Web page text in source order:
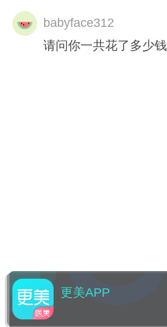
babyface312
请问你一共花了多少钱
更美APP